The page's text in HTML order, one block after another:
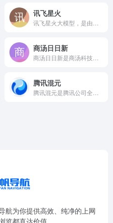
讯飞星火
商汤日日新
腾讯混元
航为你提供高效、纯净的上网
览都直达价值。